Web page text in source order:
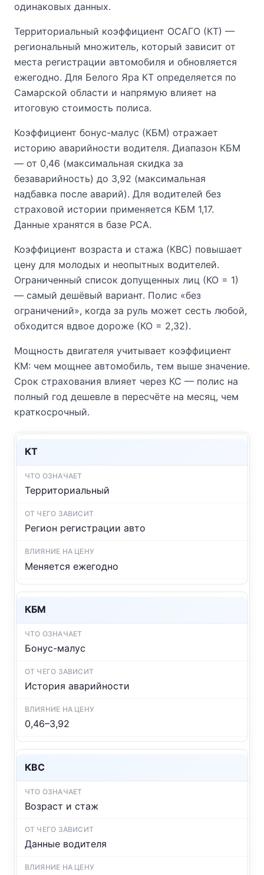
одинаковых данных.
Территориальный коэффициент ОСАГО (КТ) —
региональный множитель, который зависит от
места регистрации автомобиля и обновляется
ежегодно. Для Белого Яра КТ определяется по
Самарской области и напрямую влияет на
итоговую стоимость полиса.
Коэффициент бонус-малус (КБМ) отражает
историю аварийности водителя. Диапазон КБМ
— от 0,46 (максимальная скидка за
безаварийность) до 3,92 (максимальная
надбавка после аварий). Для водителей без
страховой истории применяется КБМ 1,17.
Данные хранятся в базе РСА.
Коэффициент возраста и стажа (КВС) повышает
цену для молодых и неопытных водителей.
Ограниченный список допущенных лиц (КО = 1)
— самый дешёвый вариант. Полис «без
ограничений», когда за руль может сесть любой,
обходится вдвое дороже (КО = 2,32).
Мощность двигателя учитывает коэффициент
КМ: чем мощнее автомобиль, тем выше значение.
Срок страхования влияет через КС — полис на
полный год дешевле в пересчёте на месяц, чем
краткосрочный.
КТ
Территориальный
Регион регистрации авто
Меняется ежегодно
КБМ
Бонус-малус
История аварийности
0,46–3,92
КВС
Возраст и стаж
Данные водителя